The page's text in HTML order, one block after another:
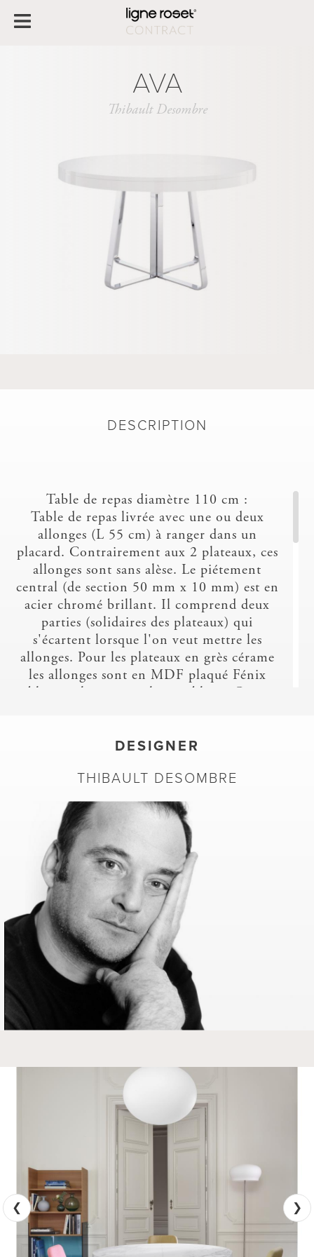
AVA
Thibault Desombre
DESCRIPTION
Table de repas diamètre 110 cm :
Table de repas livrée avec une ou deux
allonges (L 55 cm) à ranger dans un
placard. Contrairement aux 2 plateaux, ces
allonges sont sans alèse. Le piétement
central (de section 50 mm x 10 mm) est en
acier chromé brillant. Il comprend deux
parties (solidaires des plateaux) qui
s'écartent lorsque l'on veut mettre les
allonges. Pour les plateaux en grès cérame
les allonges sont en MDF plaqué Fénix
blanc et la ceinture laquée blanc. Cette
allonge ou 8 personnes avec 2 allonges.
Table de repas avec une allonge
portefeuille intégrée (L 87 cm).
Contrairement aux 2 plateaux, cette
allonge est sans alèse. Le piétement central
(de section 50 mm x 10 mm) est au choix
en acier laqué blanc, chromé brillant ou
chromé noir. Il comprend deux parties
(solidaires des plateaux) qui s'écartent
lorsque l'on veut déployer l'allonge.
- Pour les plateaux laqués blanc satiné,
noyer, noyer sombre et frêne ton noir
l'allonge est toujours assortie aux plateaux.
- Pour les plateaux en grès cérame aspect
marbre blanc l'allonge est toujours en
MDF plaqué Fénix blanc.
plateaux, soit en MDF plaqué noyer
sombre.
- Pour les plateaux en grès cérame
Marquinia, l'allonge est toujours en MDF
plaqué frêne teinté noir.
Cette table peut accueillir 6 personnes en
position fermée et 8 à 10 personnes avec
son allonge.
DESIGNER
THIBAULT DESOMBRE